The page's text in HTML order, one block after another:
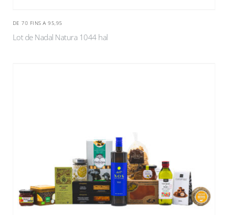
DE 70 FINS A 95,95
Lot de Nadal Natura 1044 hal